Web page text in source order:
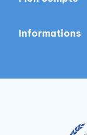
Informations